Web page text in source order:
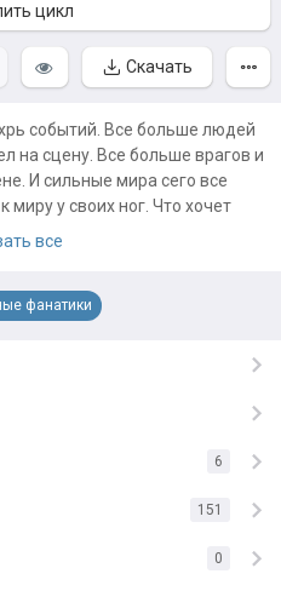
цикл
Скачать
событий. Все больше людей
на сцену. Все больше врагов и
И сильные мира сего все
миру у своих ног. Что хочет
Арториуса просто
все
фанатики
11.06.18
11.06.18
11.06.18
6
151
0